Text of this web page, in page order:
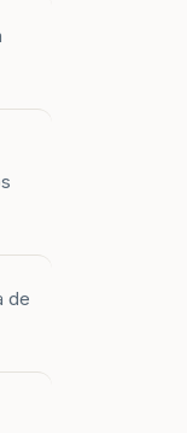
de